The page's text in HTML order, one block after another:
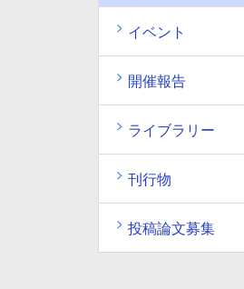
イベント
開催報告
ライブラリー
刊行物
投稿論文募集